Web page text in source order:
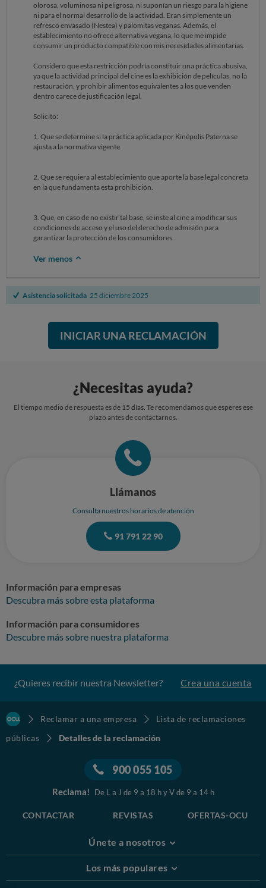
olorosa, voluminosa ni peligrosa, ni suponían un riesgo para la higiene
ni para el normal desarrollo de la actividad. Eran simplemente un
refresco envasado (Nestea) y palomitas veganas. Además, el
establecimiento no ofrece alternativa vegana, lo que me impide
consumir un producto compatible con mis necesidades alimentarias.
Considero que esta restricción podría constituir una práctica abusiva,
ya que la actividad principal del cine es la exhibición de películas, no la
restauración, y prohibir alimentos equivalentes a los que venden
dentro carece de justificación legal.
Solicito:
1. Que se determine si la práctica aplicada por Kinépolis Paterna se
ajusta a la normativa vigente.
2. Que se requiera al establecimiento que aporte la base legal concreta
en la que fundamenta esta prohibición.
3. Que, en caso de no existir tal base, se inste al cine a modificar sus
condiciones de acceso y el uso del derecho de admisión para
garantizar la protección de los consumidores.
Ver menos
Asistencia solicitada 25 diciembre 2025
INICIAR UNA RECLAMACIÓN
¿Necesitas ayuda?
El tiempo medio de respuesta es de 15 días. Te recomendamos que esperes ese
plazo antes de contactarnos.
Llámanos
Consulta nuestros horarios de atención
91 791 22 90
Información para empresas
Descubra más sobre esta plataforma
Información para consumidores
Descubre más sobre nuestra plataforma
¿Quieres recibir nuestra Newsletter? Crea una cuenta
Reclamar a una empresa
Lista de reclamaciones
públicas
Detalles de la reclamación
900 055 105
Reclama! De L a J de 9 a 18 h y V de 9 a 14 h
CONTACTAR REVISTAS OFERTAS-OCU
Únete a nosotros
Los más populares